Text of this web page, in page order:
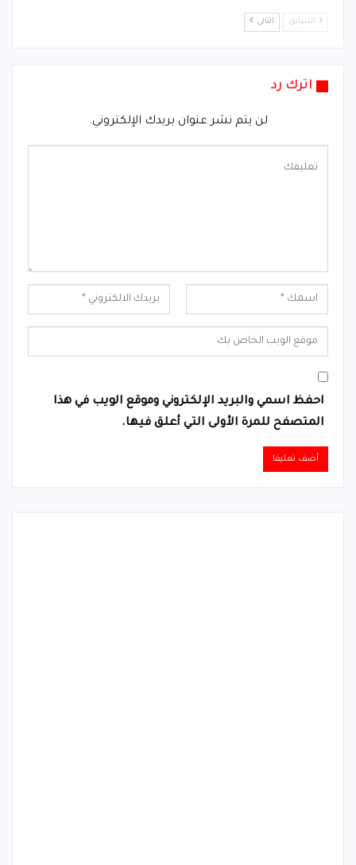
السابق التالي
اترك رد
لن يتم نشر عنوان بريدك الإلكتروني.
احفظ اسمي والبريد الإلكتروني وموقع الويب في هذا
المتصفح للمرة الأولى التي أعلق فيها.